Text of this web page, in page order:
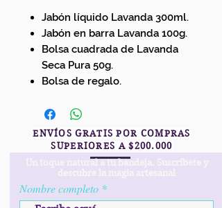
Jabón líquido Lavanda 300ml.
Jabón en barra Lavanda 100g.
Bolsa cuadrada de Lavanda
Seca Pura 50g.
Bolsa de regalo.
ENVÍOS GRATIS POR COMPRAS
SUPERIORES A $200.000
Un toque natural a tu bandeja. Suscríbete y
Nombre completo